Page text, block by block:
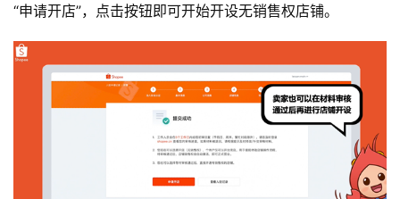
“申请开店”，点击按钮即可开始开设无销售权店铺。